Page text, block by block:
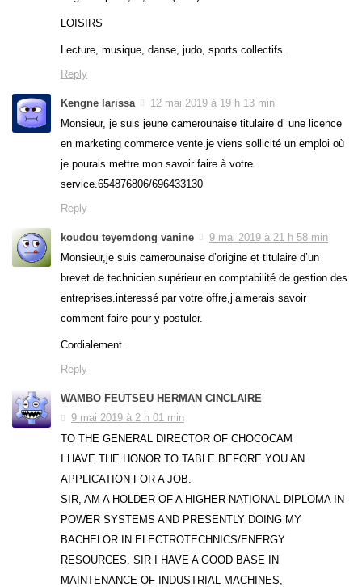
LOISIRS
Lecture, musique, danse, judo, sports collectifs.
Reply
Kengne larissa
12 mai 2019 à 19 h 13 min
Monsieur, je suis jeune camerounaise titulaire d’ une licence
en marketing commerce vente.je viens sollicité un emploi où
je pourais mettre mon savoir faire à votre
service.654876806/696433130
Reply
koudou teyemdong vanine
9 mai 2019 à 21 h 58 min
Monsieur,je suis camerounaise d’origine et titulaire d’un
brevet de technicien supérieur en comptabilité de gestion des
entreprises.interessé par votre offre,j’aimerais savoir
comment faire pour y postuler.
Cordialement.
Reply
WAMBO FEUTSEU HERMAN CINCLAIRE
9 mai 2019 à 2 h 01 min
TO THE GENERAL DIRECTOR OF CHOCOCAM
I HAVE THE HONOR TO TABLE BEFORE YOU AN
APPLICATION FOR A JOB.
SIR, AM A HOLDER OF A HIGHER NATIONAL DIPLOMA IN
POWER SYSTEMS AND PRESENTLY DOING MY
BACHELOR IN ELECTROTECHNICS/ENERGY
RESOURCES. SIR I HAVE A GOOD BASE IN
MAINTENANCE OF INDUSTRIAL MACHINES,